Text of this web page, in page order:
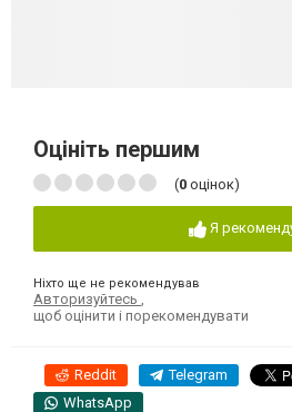
Оцініть першим
(0 оцінок)
Я
Ніхто ще не рекомендував
Авторизуйтесь
щоб оцінити і порекомендувати
Reddit Telegram
WhatsApp